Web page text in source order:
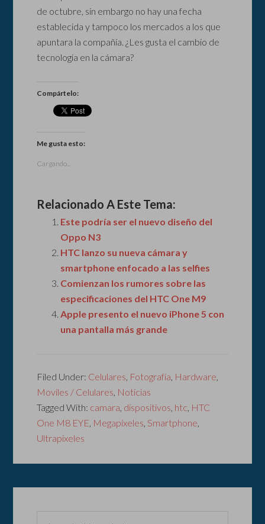
de octubre, sin embargo no hay una fecha
establecida y tampoco los mercados a los que
apuntara la compañía. ¿Les gusta el cambio de
tecnología en la cámara?
Compártelo:
Me gusta esto:
Cargando...
Relacionado A Este Tema:
Este podría ser el nuevo diseño del
Oppo N3
HTC lanzo su nueva cámara y
smartphone enfocado a las selfies
Comienzan los rumores sobre las
especificaciones del HTC One M9
Apple presento el nuevo iPhone 5 con
una pantalla más grande
Filed Under: Celulares Fotografía Hardware
Moviles / Celulares Noticias
Tagged With: camara dispositivos htc HTC
One M8 EYE Megapíxeles Smartphone
Ultrapixeles